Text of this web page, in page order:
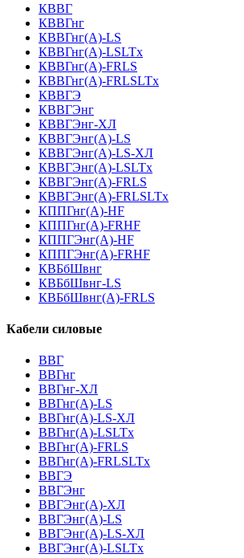
КВВГ
КВВГнг
КВВГнг(А)-LS
КВВГнг(А)-LSLTx
КВВГнг(А)-FRLS
КВВГнг(А)-FRLSLTx
КВВГЭ
КВВГЭнг
КВВГЭнг-ХЛ
КВВГЭнг(А)-LS
КВВГЭнг(А)-LS-ХЛ
КВВГЭнг(А)-LSLTx
КВВГЭнг(А)-FRLS
КВВГЭнг(А)-FRLSLTx
КППГнг(А)-HF
КППГнг(А)-FRHF
КППГЭнг(А)-HF
КППГЭнг(А)-FRHF
КВБбШвнг
КВБбШвнг-LS
КВБбШвнг(А)-FRLS
Кабели силовые
ВВГ
ВВГнг
ВВГнг-ХЛ
ВВГнг(А)-LS
ВВГнг(А)-LS-ХЛ
ВВГнг(А)-LSLTx
ВВГнг(А)-FRLS
ВВГнг(А)-FRLSLTx
ВВГЭ
ВВГЭнг
ВВГЭнг(A)-ХЛ
ВВГЭнг(А)-LS
ВВГЭнг(А)-LS-ХЛ
ВВГЭнг(А)-LSLTx